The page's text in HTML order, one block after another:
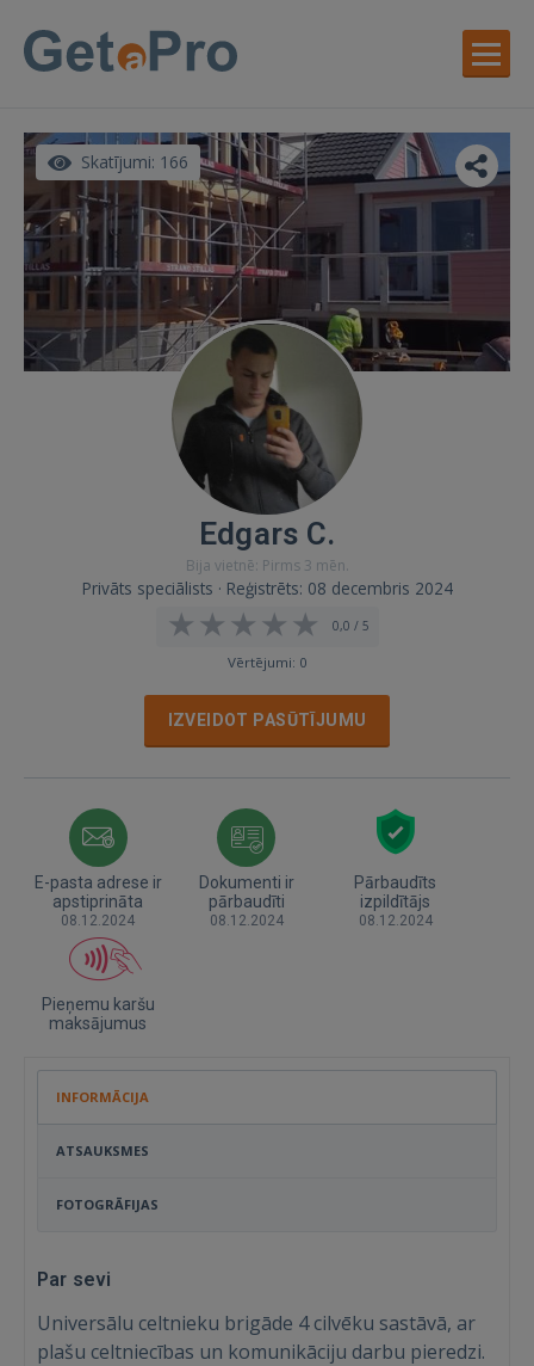
Skatījumi: 166
Edgars C.
Bija vietnē: Pirms 3 mēn.
Privāts speciālists · Reģistrēts: 08 decembris 2024
0,0 / 5
Vērtējumi: 0
IZVEIDOT PASŪTĪJUMU
E-pasta adrese ir
apstiprināta
08.12.2024
Dokumenti ir
pārbaudīti
08.12.2024
Pārbaudīts
izpildītājs
08.12.2024
Pieņemu karšu
maksājumus
INFORMĀCIJA
ATSAUKSMES
FOTOGRĀFIJAS
Par sevi
Universālu celtnieku brigāde 4 cilvēku sastāvā, ar
plašu celtniecības un komunikāciju darbu pieredzi.